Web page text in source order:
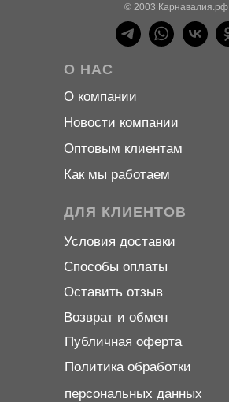
О НАС
ДЛЯ КЛИЕНТОВ
© 2003 Карнавалия.рф
Условия доставки
Возврат и обмен
Способы оплаты
Оставить отзыв
О компании
Оптовым клиентам
Новости компании
Как мы работаем
Публичная оферта
Политика обработки
персональных данных